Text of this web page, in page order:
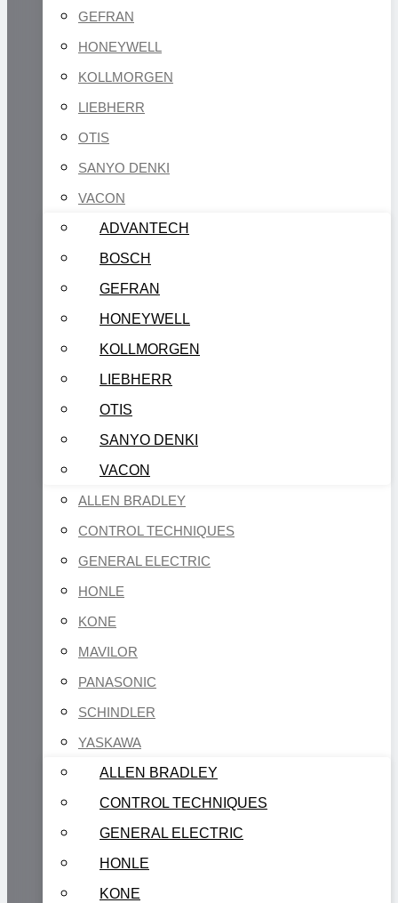
GEFRAN
HONEYWELL
KOLLMORGEN
LIEBHERR
OTIS
SANYO DENKI
VACON
ADVANTECH
BOSCH
GEFRAN
HONEYWELL
KOLLMORGEN
LIEBHERR
OTIS
SANYO DENKI
VACON
ALLEN BRADLEY
CONTROL TECHNIQUES
GENERAL ELECTRIC
HONLE
KONE
MAVILOR
PANASONIC
SCHINDLER
YASKAWA
ALLEN BRADLEY
CONTROL TECHNIQUES
GENERAL ELECTRIC
HONLE
KONE